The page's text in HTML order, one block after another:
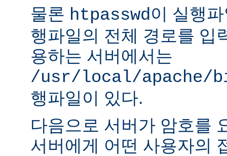
물론 htpasswd이 실행
행파일의 전체 경로를 입
용하는 서버에서는
/usr/local/apache/
행파일이 있다.
다음으로 서버가 암호를
서버에게 어떤 사용자의